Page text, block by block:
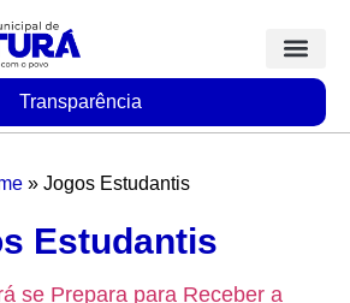
Transparência
» Jogos Estudantis
Estudantis
se Prepara para Receber a